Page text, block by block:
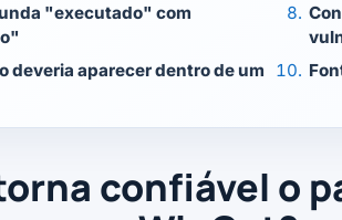
"executado" com
deveria aparecer dentro de um
confiável o